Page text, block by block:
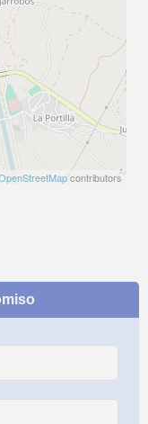
contributors